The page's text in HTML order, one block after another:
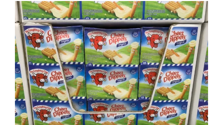
bo
ok
y
Li
nk